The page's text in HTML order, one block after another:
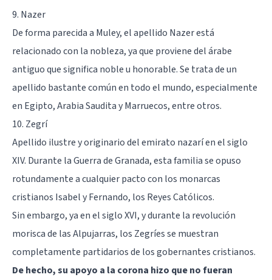
9. Nazer
De forma parecida a Muley, el apellido Nazer está
relacionado con la nobleza, ya que proviene del árabe
antiguo que significa noble u honorable. Se trata de un
apellido bastante común en todo el mundo, especialmente
en Egipto, Arabia Saudita y Marruecos, entre otros.
10. Zegrí
Apellido ilustre y originario del emirato nazarí en el siglo
XIV. Durante la Guerra de Granada, esta familia se opuso
rotundamente a cualquier pacto con los monarcas
cristianos Isabel y Fernando, los Reyes Católicos.
Sin embargo, ya en el siglo XVI, y durante la revolución
morisca de las Alpujarras, los Zegríes se muestran
completamente partidarios de los gobernantes cristianos.
De hecho, su apoyo a la corona hizo que no fueran